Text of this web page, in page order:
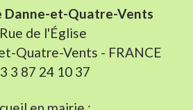
Danne-et-Quatre-Vents
de l'Église
Quatre-Vents - FRANCE
3 87 24 10 37